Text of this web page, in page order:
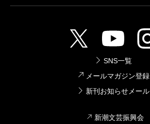
SNS一覧
メールマガジン登録
新刊お知らせメール
新潮文芸振興会